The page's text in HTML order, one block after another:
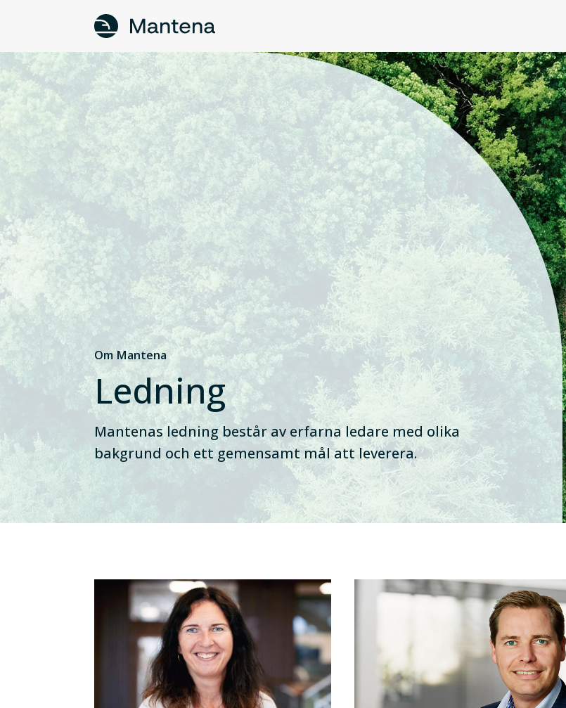
Om Mantena
Ledning
Mantenas ledning består av erfarna ledare med olika
bakgrund och ett gemensamt mål att leverera.